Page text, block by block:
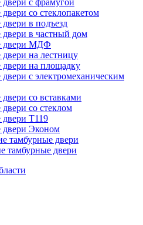
с фрамугой
со стеклопакетом
в подъезд
в частный дом
двери МДФ
на лестницу
на площадку
с электромеханическим
со вставками
со стеклом
Т119
двери Эконом
тамбурные двери
тамбурные двери